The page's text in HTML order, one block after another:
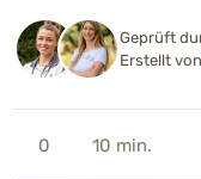
Geprüft
Erstellt von
0 10 min.